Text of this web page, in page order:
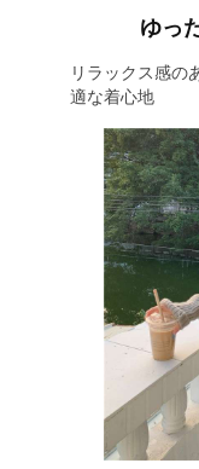
ゆっ
リラックス感の
適な着心地